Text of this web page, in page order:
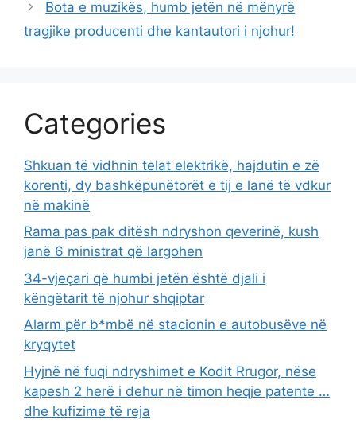
Bota e muzikës, humb jetën në mënyrë
tragjike producenti dhe kantautori i njohur!
Categories
Shkuan të vidhnin telat elektrikë, hajdutin e zë
korenti, dy bashkëpunëtorët e tij e lanë të vdkur
në makinë
Rama pas pak ditësh ndryshon qeverinë, kush
janë 6 ministrat që largohen
34-vjeçari që humbi jetën është djali i
këngëtarit të njohur shqiptar
Alarm për b*mbë në stacionin e autobusëve në
kryqytet
Hyjnë në fuqi ndryshimet e Kodit Rrugor, nëse
kapesh 2 herë i dehur në timon heqje patente …
dhe kufizime të reja